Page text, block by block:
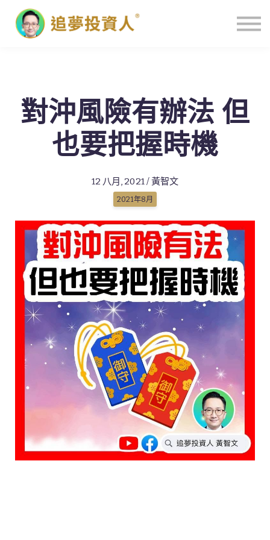
主頁
對沖風險有辦法 但
也要把握時機
12 八月, 2021 / 黃智文
2021年8月